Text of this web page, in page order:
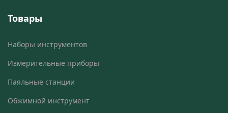
Товары
Наборы инструментов
Измерительные приборы
Паяльные станции
Обжимной инструмент